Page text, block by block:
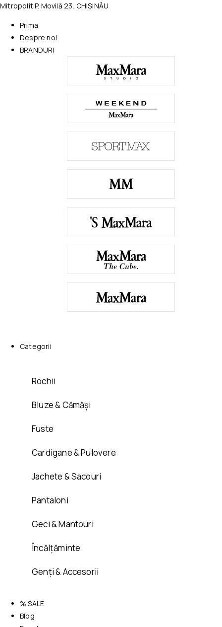
Mitropolit P. Movilă 23, CHIȘINĂU
Prima
Despre noi
BRANDURI
Categorii
Rochii
Bluze & Cămăși
Fuste
Cardigane & Pulovere
Jachete & Sacouri
Pantaloni
Geci & Mantouri
Încălțăminte
Genți & Accesorii
% SALE
Blog